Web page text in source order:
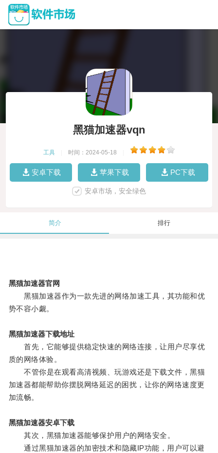
黑猫加速器vqn
工具 时间：2024-05-18
安卓下载 苹果下载 PC下载
安卓市场，安全绿色
简介 排行
黑猫加速器官网
黑猫加速器作为一款先进的网络加速工具，其功能和优
势不容小觑。
黑猫加速器下载地址
首先，它能够提供稳定快速的网络连接，让用户尽享优
质的网络体验。
不管你是在观看高清视频、玩游戏还是下载文件，黑猫
加速器都能帮助你摆脱网络延迟的困扰，让你的网络速度更
加流畅。
黑猫加速器安卓下载
其次，黑猫加速器能够保护用户的网络安全。
通过黑猫加速器的加密技术和隐藏IP功能，用户可以避